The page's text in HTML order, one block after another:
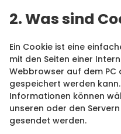
2. Was sind
Ein Cookie ist eine
mit den Seiten einer
Webbrowser auf dem
gespeichert werden
Informationen können
unseren oder den
gesendet werden.